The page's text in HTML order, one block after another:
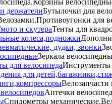
держателиБутылочки для
для
и скутераТенты для
колеса,подножки
дудки, звонки
Зеркала
для велосипедаИнструменты
для
Аптечки
Спидометры